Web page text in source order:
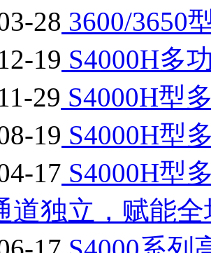
28 3600/3650
19 S4000H多
29 S4000H型
19 S4000H型
17 S4000H型
道独立，赋能